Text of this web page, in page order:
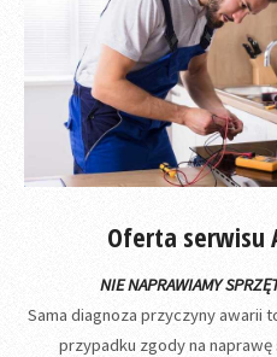
Oferta serwisu
NIE NAPRAWIAMY
Sama diagnoza przyczyny awarii
przypadku zgody na